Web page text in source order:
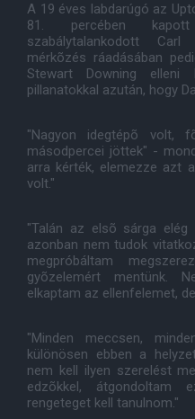
A 19 éves labdarúgó az
81. percében
szabálytalankodott
mérkõzés ráadásában
Stewart Downing elleni
pillanatokkal azután, hogy
"Nagyon idegtépõ volt,
másodpercei jöttek" -
arra kérték, elemezze azt
volt."
"Talán az elsõ sárga elég
azonban nem tudok
megpróbáltam
gyõzelemért mentünk.
elkaptam az ellenfelemet,
"Minden meccsen,
különösen ebben a
nem kell ilyen szerelést
edzõkkel,
rengeteget kell tanulnom."